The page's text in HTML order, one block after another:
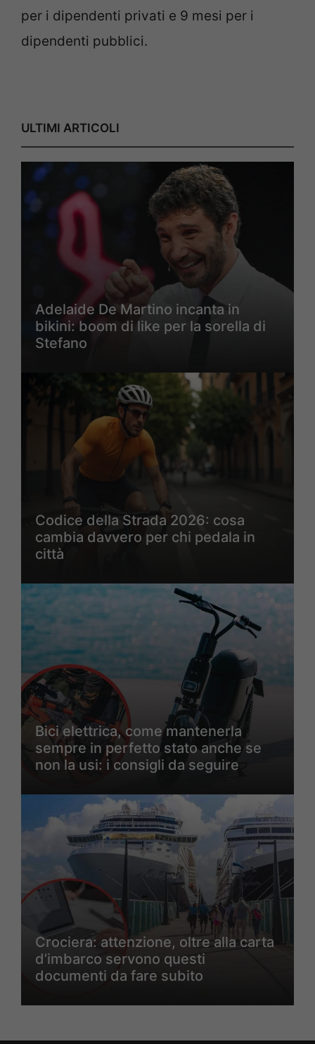
per i dipendenti privati e 9 mesi per i
dipendenti pubblici.
ULTIMI ARTICOLI
Adelaide De Martino incanta in
bikini: boom di like per la sorella di
Stefano
Codice della Strada 2026: cosa
cambia davvero per chi pedala in
città
Bici elettrica, come mantenerla
sempre in perfetto stato anche se
non la usi: i consigli da seguire
Crociera: attenzione, oltre alla carta
d’imbarco servono questi
documenti da fare subito